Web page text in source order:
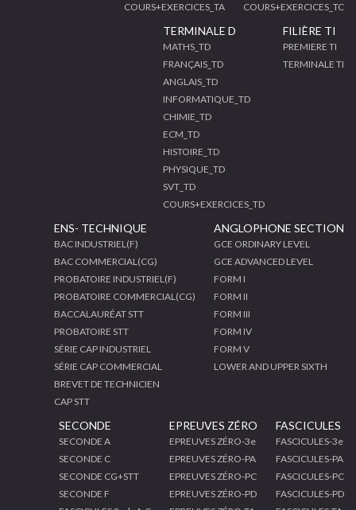
COURS+EXERCICES_TA
COURS+EXERCICES_TC
TERMINALE D
MATHS_TD
FRANÇAIS_TD
ANGLAIS_TD
INFORMATIQUE_TD
CHIMIE_TD
ECM_TD
HISTOIRE_TD
PHYSIQUE_TD
SVT_TD
COURS+EXERCICES_TD
FILIÈRE TI
PREMIERE TI
TERMINALE TI
ENS- TECHNIQUE
BAC INDUSTRIEL(F)
BAC COMMERCIAL(CG)
PROBATOIRE INDUSTRIEL(F)
PROBATOIRE COMMERCIAL(CG)
BACCALAURÉAT STT
PROBATOIRE STT
SÉRIE CAP INDUSTRIEL
SÉRIE CAP COMMERCIAL
BREVET DE TECHNICIEN
CAP STT
ANGLOPHONE SECTION
GCE ORDINARY LEVEL
GCE ADVANCED LEVEL
FORM I
FORM II
FORM III
FORM IV
FORM V
LOWER AND UPPER SIXTH
SECONDE
SECONDE A
SECONDE C
SECONDE CG+STT
SECONDE F
EPREUVES ZÉRO
EPREUVES ZÉRO-3e
EPREUVES ZÉRO-PA
EPREUVES ZÉRO-PC
EPREUVES ZÉRO-PD
FASCICULES
FASCICULES-3e
FASCICULES-PA
FASCICULES-PC
FASCICULES-PD